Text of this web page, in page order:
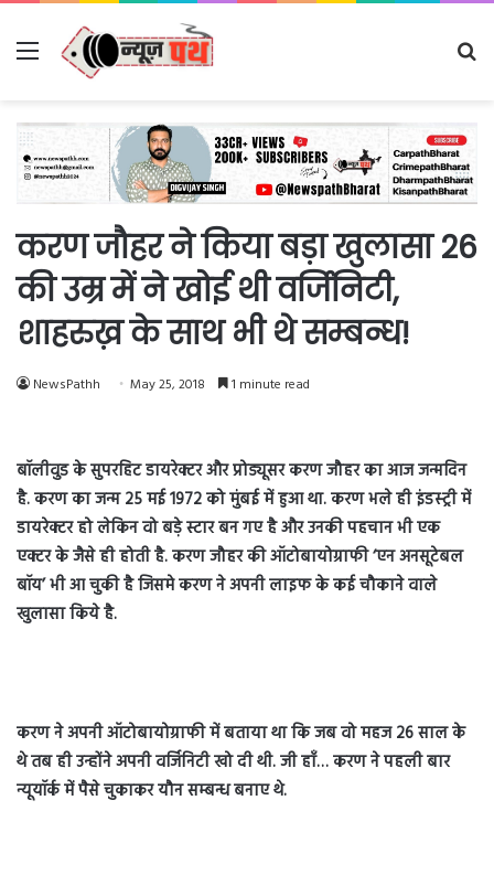
Menu
करण जौहर ने किया बड़ा खुलासा 26
की उम्र में ने खोई थी वर्जिनिटी,
शाहरुख़ के साथ भी थे सम्बन्ध!
NewsPathh May 25, 2018 1 minute read
बॉलीवुड के सुपरहिट डायरेक्टर और प्रोड्यूसर करण जौहर का आज जन्मदिन
है. करण का जन्म 25 मई 1972 को मुंबई में हुआ था. करण भले ही इंडस्ट्री में
डायरेक्टर हो लेकिन वो बड़े स्टार बन गए है और उनकी पहचान भी एक
एक्टर के जैसे ही होती है. करण जौहर की ऑटोबायोग्राफी ‘एन अनसूटेबल
बॉय’ भी आ चुकी है जिसमे करण ने अपनी लाइफ के कई चौकाने वाले
खुलासा किये है.
करण ने अपनी ऑटोबायोग्राफी में बताया था कि जब वो महज 26 साल के
थे तब ही उन्होंने अपनी वर्जिनिटी खो दी थी. जी हाँ… करण ने पहली बार
न्यूयॉर्क में पैसे चुकाकर यौन सम्बन्ध बनाए थे.